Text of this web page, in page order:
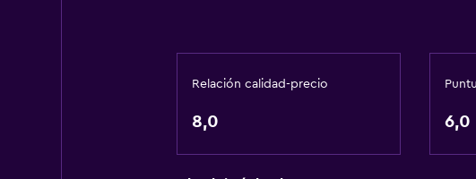
Relación calidad-precio
8,0 6,0